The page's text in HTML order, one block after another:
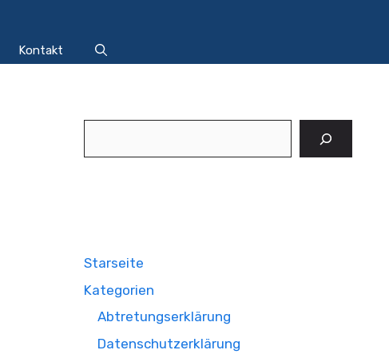
Kontakt
Starseite
Kategorien
Abtretungserklärung
Datenschutzerklärung